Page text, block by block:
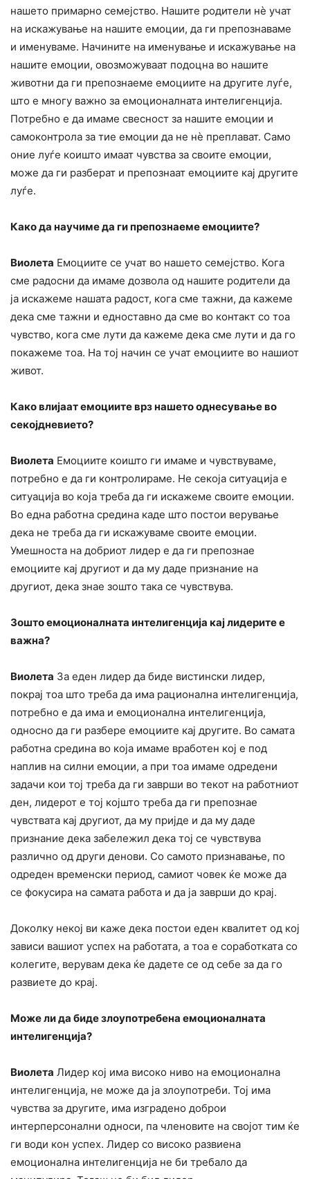
нашето примарно семејство. Нашите родители нè учат
на искажување на нашите емоции, да ги препознаваме
и именуваме. Начините на именување и искажување на
нашите емоции, овозможуваат подоцна во нашите
животни да ги препознаеме емоциите на другите луѓе,
што е многу важно за емоционалната интелигенција.
Потребно е да имаме свесност за нашите емоции и
самоконтрола за тие емоции да не нè преплават. Само
оние луѓе коишто имаат чувства за своите емоции,
може да ги разберат и препознаат емоциите кај другите
луѓе.
Како да научиме да ги препознаеме емоциите?
Виолета Емоциите се учат во нашето семејство. Кога
сме радосни да имаме дозвола од нашите родители да
ја искажеме нашата радост, кога сме тажни, да кажеме
дека сме тажни и едноставно да сме во контакт со тоа
чувство, кога сме лути да кажеме дека сме лути и да го
покажеме тоа. На тој начин се учат емоциите во нашиот
живот.
Како влијаат емоциите врз нашето однесување во
секојдневието?
Виолета Емоциите коишто ги имаме и чувствуваме,
потребно е да ги контролираме. Не секоја ситуација е
ситуација во која треба да ги искажеме своите емоции.
Во една работна средина каде што постои верување
дека не треба да ги искажуваме своите емоции.
Умешноста на добриот лидер е да ги препознае
емоциите кај другиот и да му даде признание на
другиот, дека знае зошто така се чувствува.
Зошто емоционалната интелигенција кај лидерите е
важна?
Виолета За еден лидер да биде вистински лидер,
покрај тоа што треба да има рационална интелигенција,
потребно е да има и емоционална интелигенција,
односно да ги разбере емоциите кај другите. Во самата
работна средина во која имаме вработен кој е под
наплив на силни емоции, а при тоа имаме одредени
задачи кои тој треба да ги заврши во текот на работниот
ден, лидерот е тој којшто треба да ги препознае
чувствата кај другиот, да му пријде и да му даде
признание дека забележил дека тој се чувствува
различно од други денови. Со самото признавање, по
одреден временски период, самиот човек ќе може да
се фокусира на самата работа и да ја заврши до крај.
Доколку некој ви каже дека постои еден квалитет од кој
зависи вашиот успех на работата, а тоа е соработката со
колегите, верувам дека ќе дадете се од себе за да го
развиете до крај.
Може ли да биде злоупотребена емоционалната
интелигенција?
Виолета Лидер кој има високо ниво на емоционална
интелигенција, не може да ја злоупотреби. Тој има
чувства за другите, има изградено доброи
интерперсонални односи, па членовите на својот тим ќе
ги води кон успех. Лидер со високо развиена
емоционална интелигенција не би требало да